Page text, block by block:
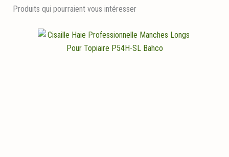
Produits qui pourraient vous intéresser